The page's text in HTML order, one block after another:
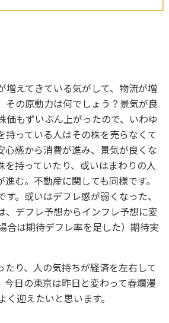
えてきている気がして、物流が増
その原動力は何でしょう？景気が良
価もずいぶん上がったので、いわゆ
っている人はその株を売らなくて
心感から消費が進み、景気が良くな
持っていたり、或いはまわりの人
む。不動産に関しても同様です。
。或いはデフレ感が弱くなった、
、デフレ予想からインフレ予想に変
合は期待デフレ率を足した）期待実
り、人の気持ちが経済を左右して
日の東京は昨日と変わって春爛漫
迎えたいと思います。